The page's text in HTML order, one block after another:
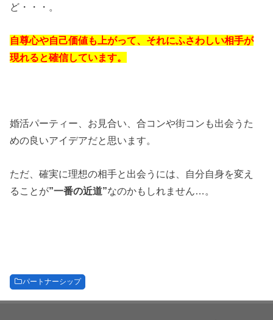
ど・・・。
自尊心や自己価値も上がって、それにふさわしい相手が
現れると確信しています。
婚活パーティー、お見合い、合コンや街コンも出会うた
めの良いアイデアだと思います。
ただ、確実に理想の相手と出会うには、自分自身を変え
ることが”一番の近道”なのかもしれません…。
パートナーシップ